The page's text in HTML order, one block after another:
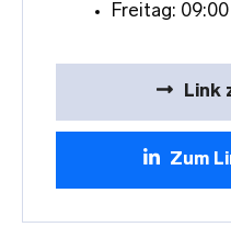
Freitag:
Link
Zum